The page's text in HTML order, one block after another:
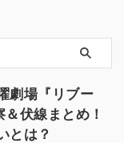
劇場『リブー
伏線まとめ！
とは？